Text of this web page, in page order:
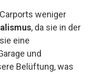
weniger
, da sie in der
eine
und
Belüftung, was